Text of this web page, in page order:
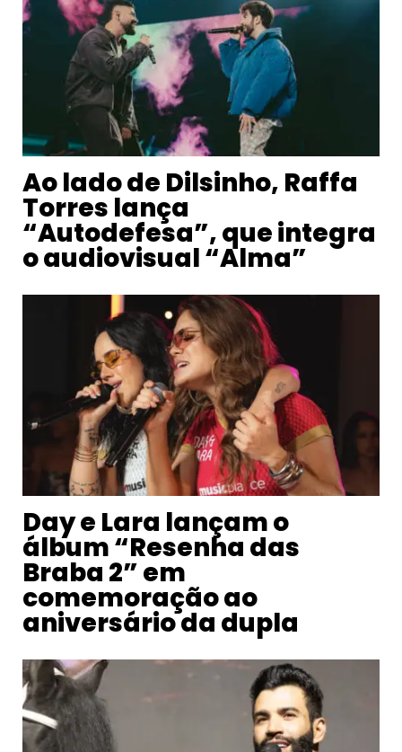
Ao lado de Dilsinho, Raffa
Torres lança
“Autodefesa”, que integra
o audiovisual “Alma”
Day e Lara lançam o
álbum “Resenha das
Braba 2” em
comemoração ao
aniversário da dupla